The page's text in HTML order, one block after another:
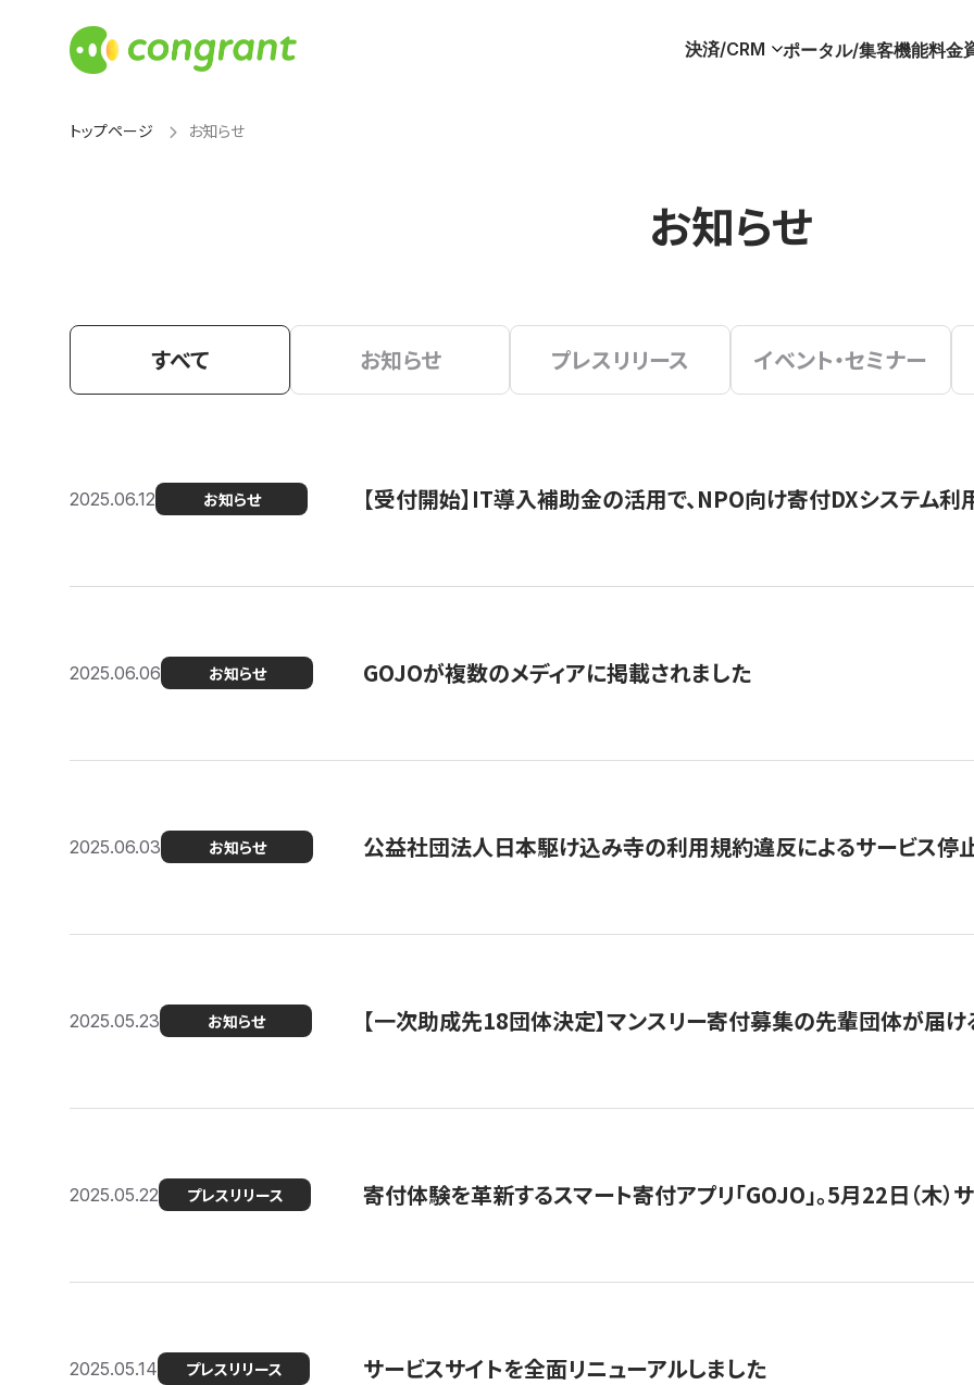
決済/CRM ポータル/集客機能料金
トップページ お知らせ
お知らせ
すべて お知らせ プレスリリース イベント・セミナー
2025.06.12 お知らせ 【受付開始】IT導入補助金の活用で、NPO向け寄付DXシステム
2025.06.06 お知らせ GOJOが複数のメディアに掲載されました
2025.06.03 お知らせ 公益社団法人日本駆け込み寺の利用規約違反によるサービス停
2025.05.23 お知らせ 【一次助成先18団体決定】マンスリー寄付募集の先輩団体が届
2025.05.22 プレスリリース 寄付体験を革新するスマート寄付アプリ「GOJO」。5月22日（木）
2025.05.14 プレスリリース サービスサイトを全面リニューアルしました